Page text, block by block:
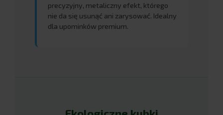
precyzyjny, metaliczny efekt, którego
nie da się usunąć ani zarysować. Idealny
dla upominków premium.